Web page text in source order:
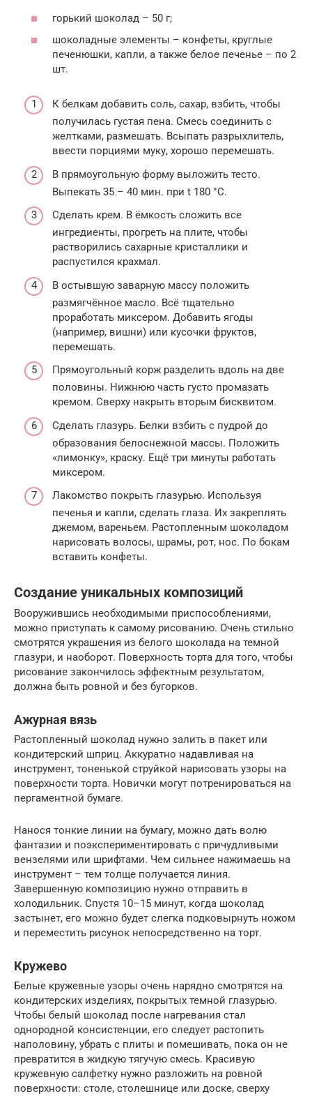
горький шоколад – 50 г;
шоколадные элементы – конфеты, круглые
печенюшки, капли, а также белое печенье – по 2
шт.
К белкам добавить соль, сахар, взбить, чтобы
получилась густая пена. Смесь соединить с
желтками, размешать. Всыпать разрыхлитель,
ввести порциями муку, хорошо перемешать.
В прямоугольную форму выложить тесто.
Выпекать 35 – 40 мин. при t 180 °С.
Сделать крем. В ёмкость сложить все
ингредиенты, прогреть на плите, чтобы
растворились сахарные кристаллики и
распустился крахмал.
В остывшую заварную массу положить
размягчённое масло. Всё тщательно
проработать миксером. Добавить ягоды
(например, вишни) или кусочки фруктов,
перемешать.
Прямоугольный корж разделить вдоль на две
половины. Нижнюю часть густо промазать
кремом. Сверху накрыть вторым бисквитом.
Сделать глазурь. Белки взбить с пудрой до
образования белоснежной массы. Положить
«лимонку», краску. Ещё три минуты работать
миксером.
Лакомство покрыть глазурью. Используя
печенья и капли, сделать глаза. Их закреплять
джемом, вареньем. Растопленным шоколадом
нарисовать волосы, шрамы, рот, нос. По бокам
вставить конфеты.
Создание уникальных композиций
Вооружившись необходимыми приспособлениями,
можно приступать к самому рисованию. Очень стильно
смотрятся украшения из белого шоколада на темной
глазури, и наоборот. Поверхность торта для того, чтобы
рисование закончилось эффектным результатом,
должна быть ровной и без бугорков.
Ажурная вязь
Растопленный шоколад нужно залить в пакет или
кондитерский шприц. Аккуратно надавливая на
инструмент, тоненькой струйкой нарисовать узоры на
поверхности торта. Новички могут потренироваться на
пергаментной бумаге.
Нанося тонкие линии на бумагу, можно дать волю
фантазии и поэкспериментировать с причудливыми
вензелями или шрифтами. Чем сильнее нажимаешь на
инструмент – тем толще получается линия.
Завершенную композицию нужно отправить в
холодильник. Спустя 10–15 минут, когда шоколад
застынет, его можно будет слегка подковырнуть ножом
и переместить рисунок непосредственно на торт.
Кружево
Белые кружевные узоры очень нарядно смотрятся на
кондитерских изделиях, покрытых темной глазурью.
Чтобы белый шоколад после нагревания стал
однородной консистенции, его следует растопить
наполовину, убрать с плиты и помешивать, пока он не
превратится в жидкую тягучую смесь. Красивую
кружевную салфетку нужно разложить на ровной
поверхности: столе, столешнице или доске, сверху